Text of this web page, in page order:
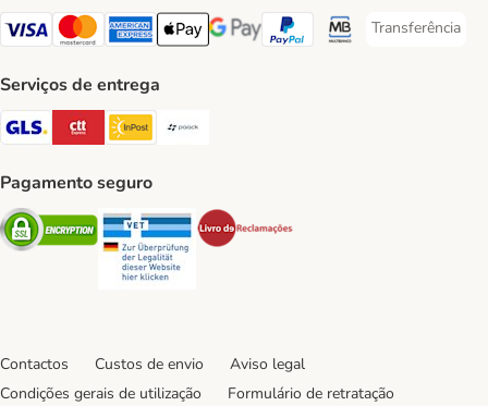
Visa Payment Method
Mastercard Payment Method
American Express Payment Method
Apple Pay Payment Method
Google Pay Payment Method
PayPal Payment Method
Multibanco Payment
Transferência
Transferência
Serviços de entrega
GLS Shipping Method
CTTExpress Shipping Method
InPost Shipping Method
Pagamento seguro
Security Security
Contactos Custos de envio
Aviso legal
Condições gerais de utilização
Formulário de retratação